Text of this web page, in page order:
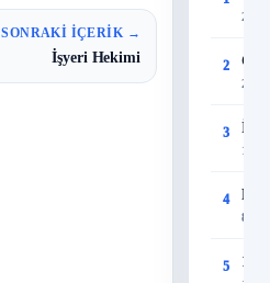
SONRAKI İÇERIK →
İşyeri Hekimi
27
2
28
3 İş
12
4
8
5 150